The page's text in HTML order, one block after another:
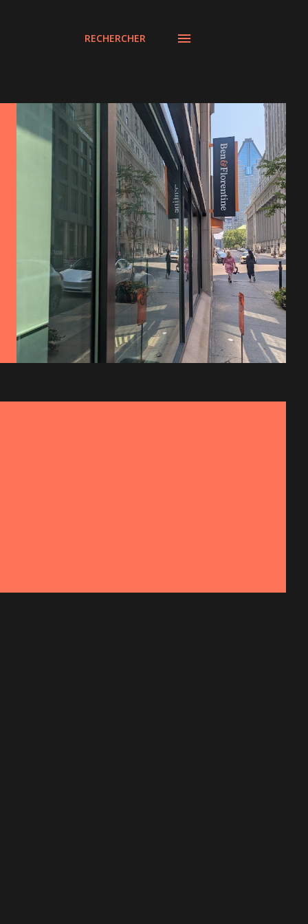
RECHERCHER